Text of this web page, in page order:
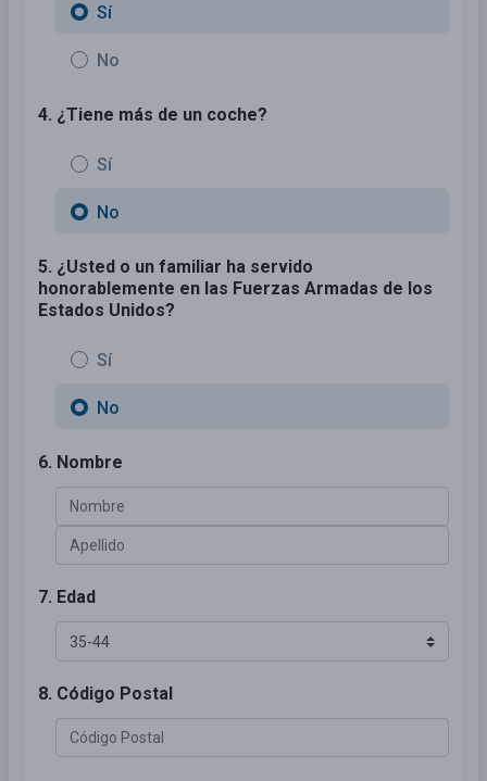
Sí
No
4. ¿Tiene más de un coche?
Sí
No
5. ¿Usted o un familiar ha servido
honorablemente en las Fuerzas Armadas de los
Estados Unidos?
Sí
No
6. Nombre
7. Edad
8. Código Postal